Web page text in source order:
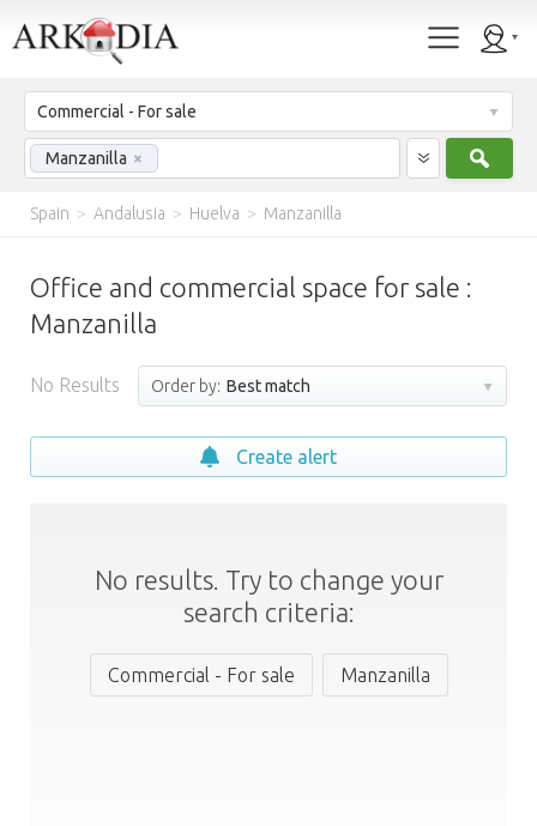
Commercial - For sale
Manzanilla ×
Spain > Andalusia > Huelva > Manzanilla
Office and commercial space for sale :
Manzanilla
No Results Order by: Best match
Create alert
No results. Try to change your
search criteria:
Commercial - For sale Manzanilla